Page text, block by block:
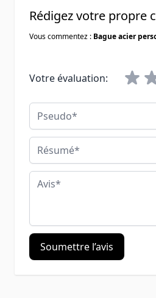
Rédigez votre propre
Vous commentez : Bague acier
Votre évaluation:
Pseudo
Résumé
Avis
Soumettre l’avis